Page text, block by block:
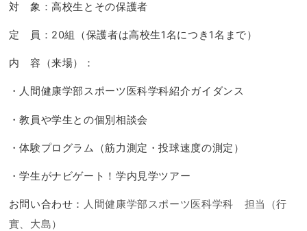
対 象：高校生とその保護者
定 員：20組（保護者は高校生1名につき1名まで）
内 容（来場）：
・人間健康学部スポーツ医科学科紹介ガイダンス
・教員や学生との個別相談会
・体験プログラム（筋力測定・投球速度の測定）
・学生がナビゲート！学内見学ツアー
お問い合わせ： 人間健康学部スポーツ医科学科 担当（行
實、大島）